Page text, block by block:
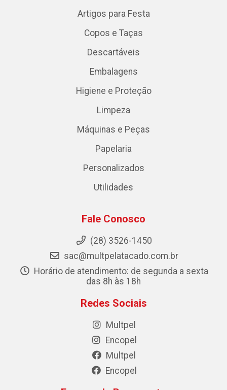
Artigos para Festa
Copos e Taças
Descartáveis
Embalagens
Higiene e Proteção
Limpeza
Máquinas e Peças
Papelaria
Personalizados
Utilidades
Fale Conosco
(28) 3526-1450
sac@multpelatacado.com.br
Horário de atendimento: de segunda a sexta
das 8h às 18h
Redes Sociais
Multpel
Encopel
Multpel
Encopel